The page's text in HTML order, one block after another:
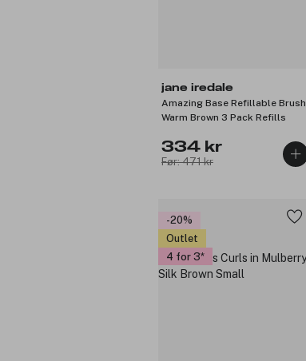
jane iredale
Amazing Base Refillable Brush
Warm Brown 3 Pack Refills
334 kr
Før: 471 kr
-20%
Outlet
4 for 3